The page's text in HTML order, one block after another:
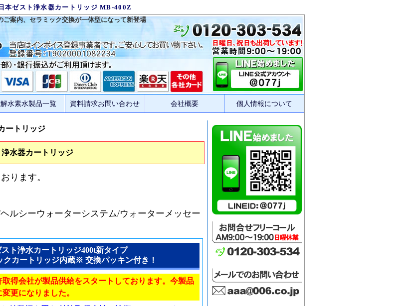
本ゼスト浄水器カートリッジ MB-400Z
案内、セラミック交換が一体型になって新登場
水素水製品一覧 資料請求お問い合わせ 会社概要 個人情報について
ートリッジ
浄水器カートリッジ
ります。
ルシーウォーターシステム/ウォーターメッセー
スト浄水カートリッジ400t新タイプ
カートリッジ内蔵※ 交換パッキン付き！
取得会社が製品供給をスタートしております。今製品
更になりました。